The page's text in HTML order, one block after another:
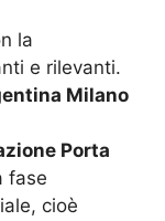
la
e rilevanti.
Milano
Porta
fase
cioè